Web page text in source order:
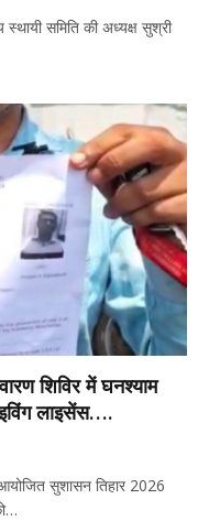
समिति की अध्यक्ष सुश्री
शिविर में घनश्याम
लाइसेंस….
सुशासन तिहार 2026